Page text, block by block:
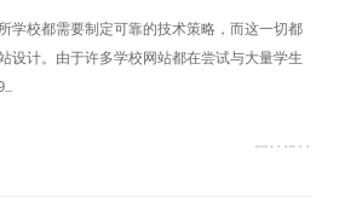
学校都需要制定可靠的技术策略，而这一切都
设计。由于许多学校网站都在尝试与大量学生
网站设计